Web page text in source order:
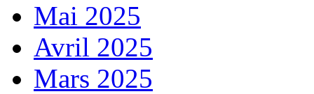
Mai 2025
Avril 2025
Mars 2025